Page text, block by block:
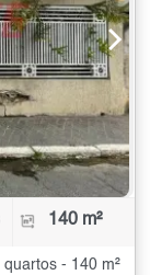
140 m²
- 140 m²